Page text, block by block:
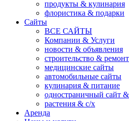
продукты & кулинария
флористика & подарки
Сайты
ВСЕ САЙТЫ
Компании & Услуги
новости & объявления
строительство & ремонт
медицинские сайты
автомобильные сайты
кулинария & питание
одностраничный сайт
растения & с/х
Аренда